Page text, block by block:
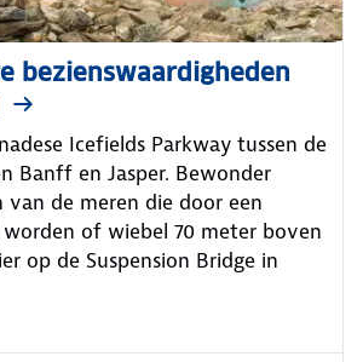
bezienswaardigheden
Icefields Parkway tussen de
Banff en Jasper. Bewonder
van de meren die door een
of wiebel 70 meter boven
op de Suspension Bridge in